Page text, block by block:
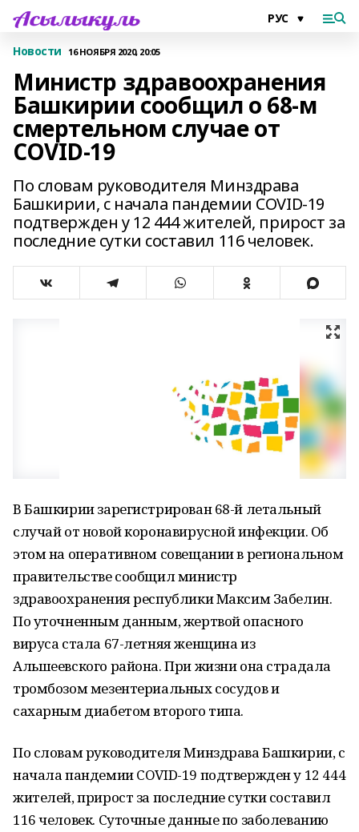
Новости 16 НОЯБРЯ 2020, 20:05
Министр здравоохранения
Башкирии сообщил о 68-м
смертельном случае от
COVID-19
По словам руководителя Минздрава
Башкирии, с начала пандемии COVID-19
подтвержден у 12 444 жителей, прирост за
последние сутки составил 116 человек.
В Башкирии зарегистрирован 68-й летальный
случай от новой коронавирусной инфекции. Об
этом на оперативном совещании в региональном
правительстве сообщил министр
здравоохранения республики Максим Забелин.
По уточненным данным, жертвой опасного
вируса стала 67-летняя женщина из
Альшеевского района. При жизни она страдала
тромбозом мезентериальных сосудов и
сахарным диабетом второго типа.
По словам руководителя Минздрава Башкирии, с
начала пандемии COVID-19 подтвержден у 12 444
жителей, прирост за последние сутки составил
116 человек. Суточные данные по заболеванию